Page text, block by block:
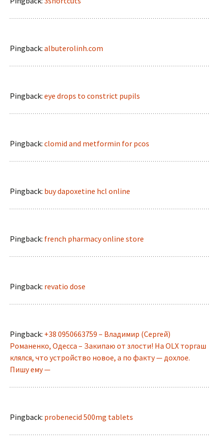
Pingback: albuterolinh.com
Pingback: eye drops to constrict pupils
Pingback: clomid and metformin for pcos
Pingback: buy dapoxetine hcl online
Pingback: french pharmacy online store
Pingback: revatio dose
Pingback: +38 0950663759 – Владимир (Сергей)
Романенко, Одесса – Закипаю от злости! На OLX торгаш
клялся, что устройство новое, а по факту — дохлое.
Пишу ему —
Pingback: probenecid 500mg tablets